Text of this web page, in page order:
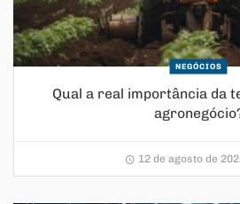
NEGÓCIOS
Qual a real importância da
12 de agosto de